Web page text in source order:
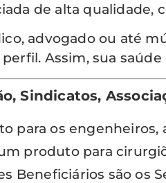
de alta qualidade,
advogado ou até
Assim, sua
Sindicatos,
para os
produto para
Beneficiários são os